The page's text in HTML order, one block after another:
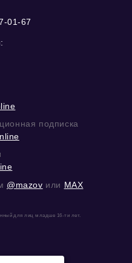
01-67
подписка
@mazov или MAX
для лиц младше 16-ти лет.